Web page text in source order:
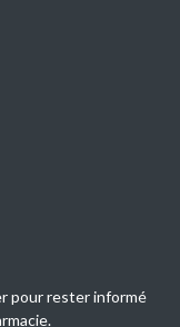
pour rester informé